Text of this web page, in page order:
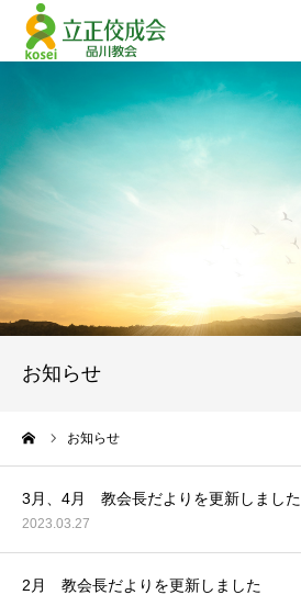
お知らせ
お知らせ
3月、4月 教会長だよりを更新しました
2023.03.27
2月 教会長だよりを更新しました
品川教会について
『退任のご挨拶』
立正佼成会について